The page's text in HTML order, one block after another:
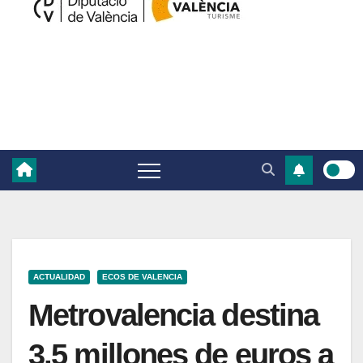
ACTUALIDAD ECOS DE VALENCIA
Metrovalencia destina
3,5 millones de euros a